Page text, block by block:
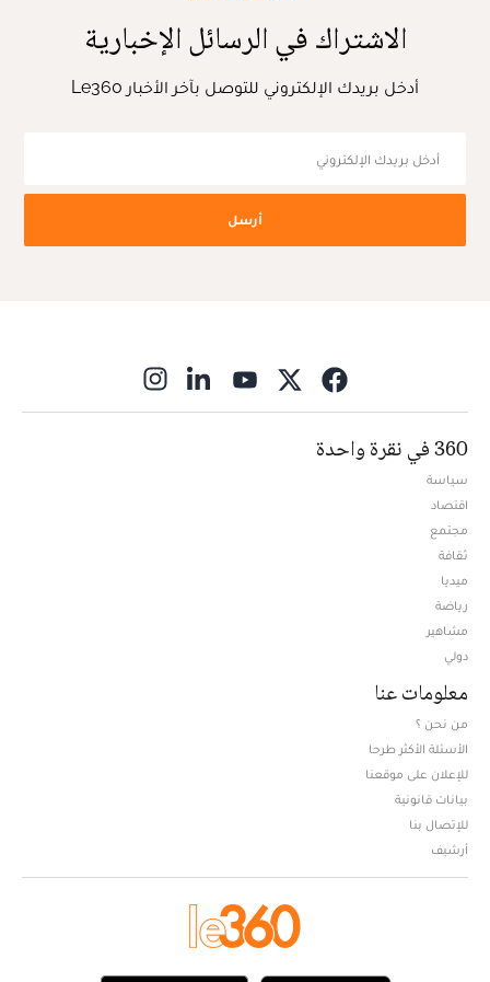
الاشتراك في الرسائل الإخبارية
أدخل بريدك الإلكتروني للتوصل بآخر الأخبار Le360
أرسل
360 في نقرة واحدة
سياسة
اقتصاد
مجتمع
ثقافة
ميديا
رياضة
مشاهير
دولي
معلومات عنا
من نحن ؟
الأسئلة الأكثر طرحا
للإعلان على موقعنا
بيانات قانونية
للإتصال بنا
أرشيف